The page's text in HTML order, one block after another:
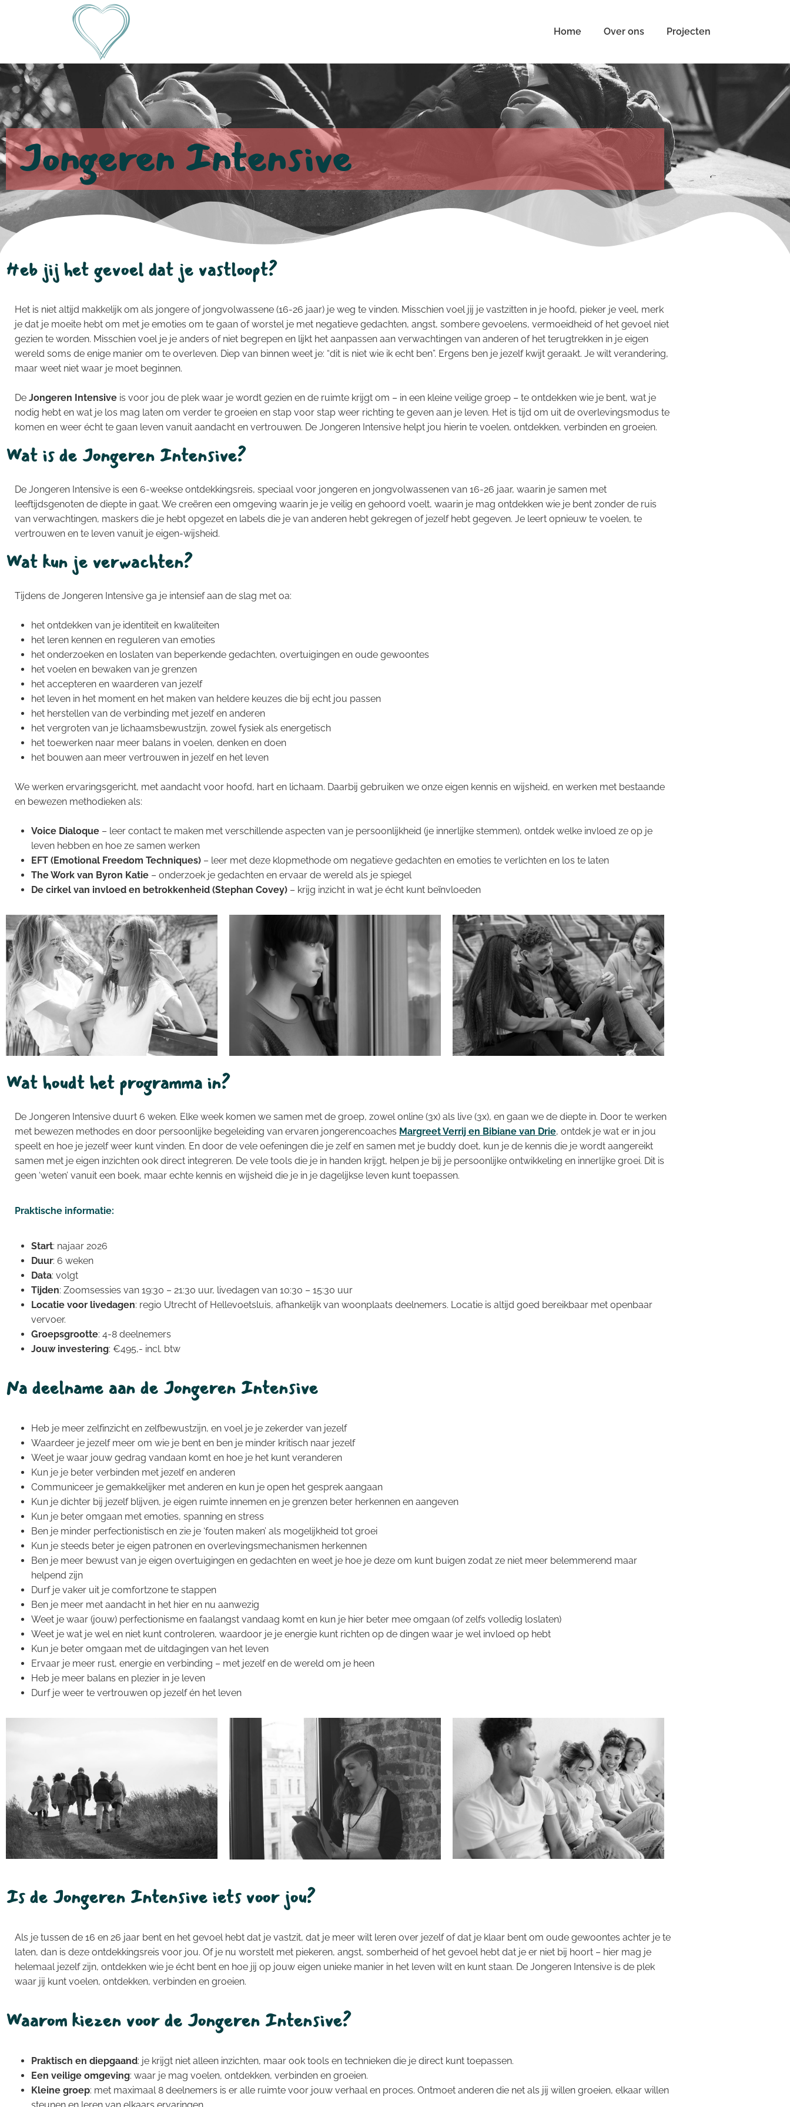
Home Over ons Projecten
Jongeren Intensive
Heb jij het gevoel dat je vastloopt?
Het is niet altijd makkelijk om als jongere of jongvolwassene (16-26 jaar) je weg te vinden. Misschien voel jij je vastzitten in je hoofd, pieker je veel, merk
je dat je moeite hebt om met je emoties om te gaan of worstel je met negatieve gedachten, angst, sombere gevoelens, vermoeidheid of het gevoel niet
gezien te worden. Misschien voel je je anders of niet begrepen en lijkt het aanpassen aan verwachtingen van anderen of het terugtrekken in je eigen
wereld soms de enige manier om te overleven. Diep van binnen weet je: “dit is niet wie ik echt ben”. Ergens ben je jezelf kwijt geraakt. Je wilt verandering,
maar weet niet waar je moet beginnen.
De Jongeren Intensive is voor jou de plek waar je wordt gezien en de ruimte krijgt om – in een kleine veilige groep – te ontdekken wie je bent, wat je
nodig hebt en wat je los mag laten om verder te groeien en stap voor stap weer richting te geven aan je leven. Het is tijd om uit de overlevingsmodus te
komen en weer écht te gaan leven vanuit aandacht en vertrouwen. De Jongeren Intensive helpt jou hierin te voelen, ontdekken, verbinden en groeien.
Wat is de Jongeren Intensive?
De Jongeren Intensive is een 6-weekse ontdekkingsreis, speciaal voor jongeren en jongvolwassenen van 16-26 jaar, waarin je samen met
leeftijdsgenoten de diepte in gaat. We creëren een omgeving waarin je je veilig en gehoord voelt, waarin je mag ontdekken wie je bent zonder de ruis
van verwachtingen, maskers die je hebt opgezet en labels die je van anderen hebt gekregen of jezelf hebt gegeven. Je leert opnieuw te voelen, te
vertrouwen en te leven vanuit je eigen-wijsheid.
Wat kun je verwachten?
Tijdens de Jongeren Intensive ga je intensief aan de slag met oa:
het ontdekken van je identiteit en kwaliteiten
het leren kennen en reguleren van emoties
het onderzoeken en loslaten van beperkende gedachten, overtuigingen en oude gewoontes
het voelen en bewaken van je grenzen
het accepteren en waarderen van jezelf
het leven in het moment en het maken van heldere keuzes die bij echt jou passen
het herstellen van de verbinding met jezelf en anderen
het vergroten van je lichaamsbewustzijn, zowel fysiek als energetisch
het toewerken naar meer balans in voelen, denken en doen
het bouwen aan meer vertrouwen in jezelf en het leven
We werken ervaringsgericht, met aandacht voor hoofd, hart en lichaam. Daarbij gebruiken we onze eigen kennis en wijsheid, en werken met bestaande
en bewezen methodieken als:
Voice Dialoque – leer contact te maken met verschillende aspecten van je persoonlijkheid (je innerlijke stemmen), ontdek welke invloed ze op je
leven hebben en hoe ze samen werken
EFT (Emotional Freedom Techniques) – leer met deze klopmethode om negatieve gedachten en emoties te verlichten en los te laten
The Work van Byron Katie – onderzoek je gedachten en ervaar de wereld als je spiegel
De cirkel van invloed en betrokkenheid (Stephan Covey) – krijg inzicht in wat je écht kunt beïnvloeden
Wat houdt het programma in?
De Jongeren Intensive duurt 6 weken. Elke week komen we samen met de groep, zowel online (3x) als live (3x), en gaan we de diepte in. Door te werken
met bewezen methodes en door persoonlijke begeleiding van ervaren jongerencoaches Margreet Verrij en Bibiane van Drie, ontdek je wat er in jou
speelt en hoe je jezelf weer kunt vinden. En door de vele oefeningen die je zelf en samen met je buddy doet, kun je de kennis die je wordt aangereikt
samen met je eigen inzichten ook direct integreren. De vele tools die je in handen krijgt, helpen je bij je persoonlijke ontwikkeling en innerlijke groei. Dit is
geen ‘weten’ vanuit een boek, maar echte kennis en wijsheid die je in je dagelijkse leven kunt toepassen.
Praktische informatie:
Start: najaar 2026
Duur: 6 weken
Data: volgt
Tijden: Zoomsessies van 19:30 – 21:30 uur, livedagen van 10:30 – 15:30 uur
Locatie voor livedagen: regio Utrecht of Hellevoetsluis, afhankelijk van woonplaats deelnemers. Locatie is altijd goed bereikbaar met openbaar
vervoer.
Groepsgrootte: 4-8 deelnemers
Jouw investering: €495,- incl. btw
Na deelname aan de Jongeren Intensive
Heb je meer zelfinzicht en zelfbewustzijn, en voel je je zekerder van jezelf
Waardeer je jezelf meer om wie je bent en ben je minder kritisch naar jezelf
Weet je waar jouw gedrag vandaan komt en hoe je het kunt veranderen
Kun je je beter verbinden met jezelf en anderen
Communiceer je gemakkelijker met anderen en kun je open het gesprek aangaan
Kun je dichter bij jezelf blijven, je eigen ruimte innemen en je grenzen beter herkennen en aangeven
Kun je beter omgaan met emoties, spanning en stress
Ben je minder perfectionistisch en zie je ‘fouten maken’ als mogelijkheid tot groei
Kun je steeds beter je eigen patronen en overlevingsmechanismen herkennen
Ben je meer bewust van je eigen overtuigingen en gedachten en weet je hoe je deze om kunt buigen zodat ze niet meer belemmerend maar
helpend zijn
Durf je vaker uit je comfortzone te stappen
Ben je meer met aandacht in het hier en nu aanwezig
Weet je waar (jouw) perfectionisme en faalangst vandaag komt en kun je hier beter mee omgaan (of zelfs volledig loslaten)
Weet je wat je wel en niet kunt controleren, waardoor je je energie kunt richten op de dingen waar je wel invloed op hebt
Kun je beter omgaan met de uitdagingen van het leven
Ervaar je meer rust, energie en verbinding – met jezelf en de wereld om je heen
Heb je meer balans en plezier in je leven
Durf je weer te vertrouwen op jezelf én het leven
Is de Jongeren Intensive iets voor jou?
Als je tussen de 16 en 26 jaar bent en het gevoel hebt dat je vastzit, dat je meer wilt leren over jezelf of dat je klaar bent om oude gewoontes achter je te
laten, dan is deze ontdekkingsreis voor jou. Of je nu worstelt met piekeren, angst, somberheid of het gevoel hebt dat je er niet bij hoort – hier mag je
helemaal jezelf zijn, ontdekken wie je écht bent en hoe jij op jouw eigen unieke manier in het leven wilt en kunt staan. De Jongeren Intensive is de plek
waar jij kunt voelen, ontdekken, verbinden en groeien.
Waarom kiezen voor de Jongeren Intensive?
Praktisch en diepgaand: je krijgt niet alleen inzichten, maar ook tools en technieken die je direct kunt toepassen.
Een veilige omgeving: waar je mag voelen, ontdekken, verbinden en groeien.
Kleine groep: met maximaal 8 deelnemers is er alle ruimte voor jouw verhaal en proces. Ontmoet anderen die net als jij willen groeien, elkaar willen
steunen en leren van elkaars ervaringen.